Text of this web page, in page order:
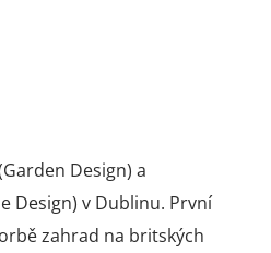
Design) a
Design) v Dublinu. První
zahrad na britských